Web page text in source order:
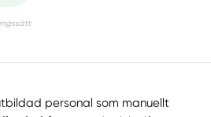
personal som manuellt